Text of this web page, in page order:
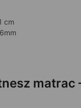
cm
matrac